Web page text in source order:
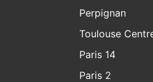
Perpignan
Toulouse
Paris 14
Paris 2